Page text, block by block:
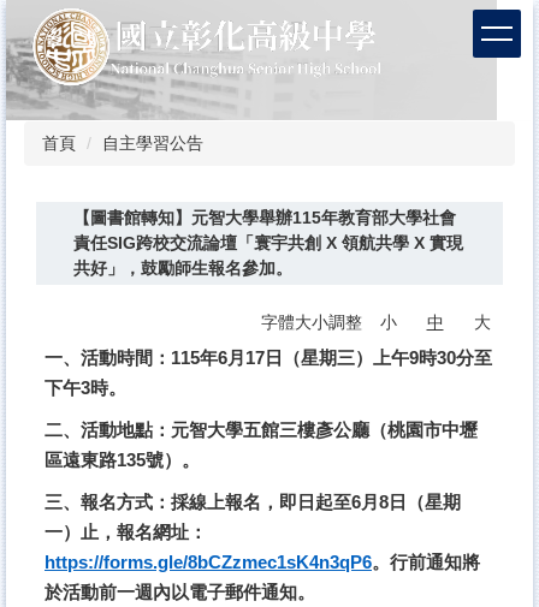
到
主
要
內
首頁 自主學習公告
【圖書館轉知】元智大學舉辦115年教育部大學社會
責任SIG跨校交流論壇「寰宇共創 X 領航共學 X 實現
共好」，鼓勵師生報名參加。
字體大小調整 小 中 大
一、活動時間：115年6月17日（星期三）上午9時30分至
下午3時。
二、活動地點：元智大學五館三樓彥公廳（桃園市中壢
區遠東路135號）。
三、報名方式：採線上報名，即日起至6月8日（星期
一）止，報名網址：
https://forms.gle/8bCZzmec1sK4n3qP6。行前通知將
於活動前一週內以電子郵件通知。